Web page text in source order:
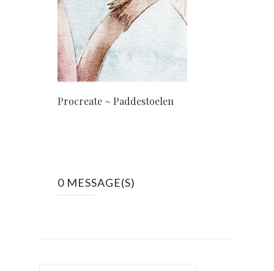
Procreate ~ Paddestoelen
0 MESSAGE(S)